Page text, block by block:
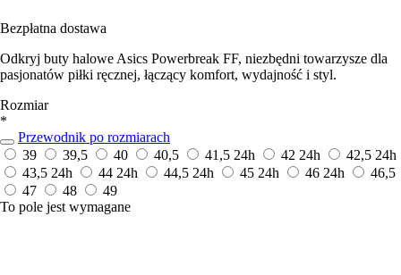
Bezpłatna dostawa
Odkryj buty halowe Asics Powerbreak FF, niezbędni towarzysze dla
pasjonatów piłki ręcznej, łączący komfort, wydajność i styl.
Rozmiar
*
Przewodnik po rozmiarach
39
39,5 40 40,5 41,5 24h 42 24h 42,5 24h
43,5 24h 44 24h 44,5 24h 45 24h 46 24h
46,5
47
48
49
To pole jest wymagane